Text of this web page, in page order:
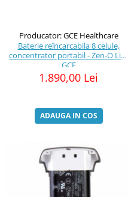
Producator: GCE Healthcare
Baterie reîncarcabila 8 celule,
concentrator portabil - Zen-O Lite
GCE
1.890,00 Lei
ADAUGA IN COS